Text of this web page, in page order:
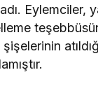
Eylemciler,